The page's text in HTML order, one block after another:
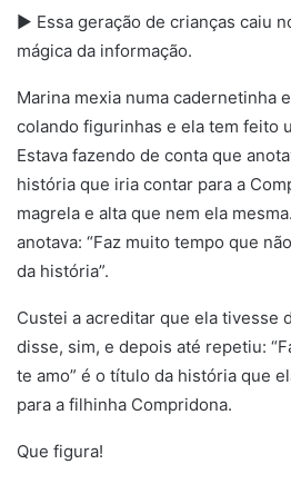
► Essa geração de crianças caiu
mágica da informação.
Marina mexia numa cadernetinha
colando figurinhas e ela tem feito
Estava fazendo de conta que
história que iria contar para a
magrela e alta que nem ela
anotava: “Faz muito tempo que
da história”.
Custei a acreditar que ela tivesse
disse, sim, e depois até repetiu:
te amo” é o título da história que
para a filhinha Compridona.
Que figura!